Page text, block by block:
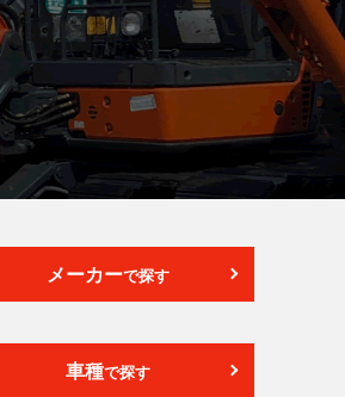
メーカーで探す
車種で探す